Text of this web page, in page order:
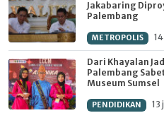
Jakabaring
Palembang
METROPOLIS
Dari Khayalan
Palembang
Museum Sumsel
PENDIDIKAN 13